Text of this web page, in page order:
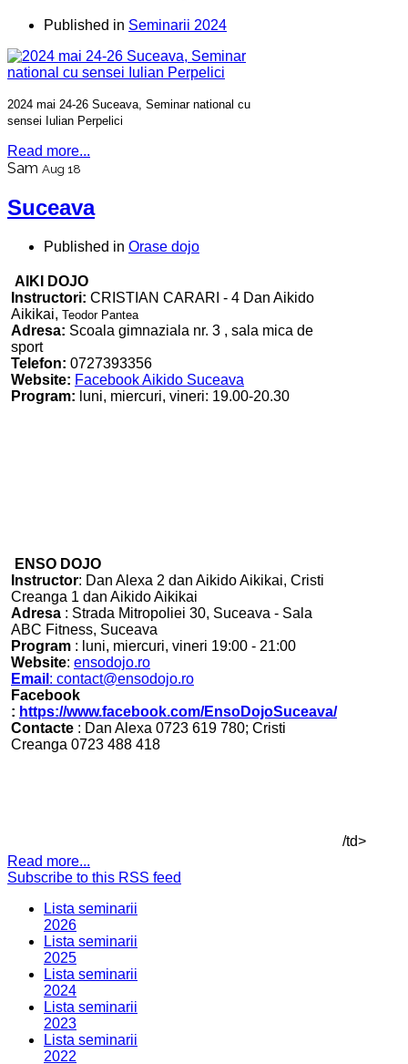
Published in Seminarii 2024
2024 mai 24-26 Suceava, Seminar national cu
sensei Iulian Perpelici
Read more...
Sam Aug 18
Suceava
Published in Orase dojo
AIKI DOJO
Instructori: CRISTIAN CARARI - 4 Dan Aikido
Aikikai, Teodor Pantea
Adresa: Scoala gimnaziala nr. 3 , sala mica de
sport
Telefon: 0727393356
Website: Facebook Aikido Suceava
Program: luni, miercuri, vineri: 19.00-20.30
ENSO DOJO
Instructor: Dan Alexa 2 dan Aikido Aikikai, Cristi
Creanga 1 dan Aikido Aikikai
Adresa : Strada Mitropoliei 30, Suceava - Sala
ABC Fitness, Suceava
Program : luni, miercuri, vineri 19:00 - 21:00
Website: ensodojo.ro
Email : contact@ensodojo.ro
Facebook
: https://www.facebook.com/EnsoDojoSuceava/
Contacte : Dan Alexa 0723 619 780; Cristi
Creanga 0723 488 418
/td>
Read more...
Subscribe to this RSS feed
Lista seminarii
2026
Lista seminarii
2025
Lista seminarii
2024
Lista seminarii
2023
Lista seminarii
2022